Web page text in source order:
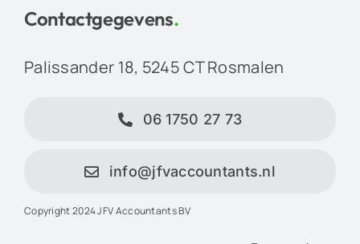
Contactgegevens.
Palissander 18, 5245 CT Rosmalen
06 1750 27 73
info@jfvaccountants.nl
Copyright 2024 JFV Accountants BV